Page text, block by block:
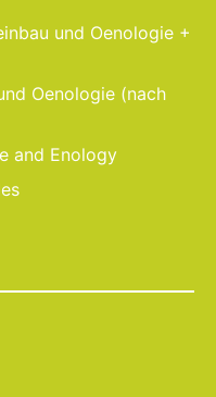
und Oenologie +
Oenologie (nach
and Enology